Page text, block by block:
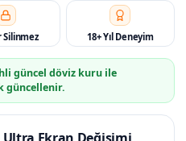
Silinmez 18+ Yıl Deneyim
güncel döviz kuru ile
güncellenir.
Ultra Ekran Değişimi